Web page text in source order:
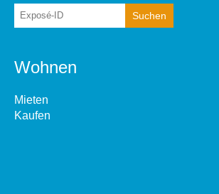
Wohnen
Mieten
Kaufen